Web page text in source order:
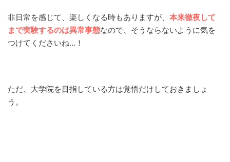
非日常を感じて、楽しくなる時もありますが、 本来徹夜して
まで実験するのは異常事態なので、そうならないように気を
つけてくださいね…！
ただ、大学院を目指している方は覚悟だけしておきましょ
う。